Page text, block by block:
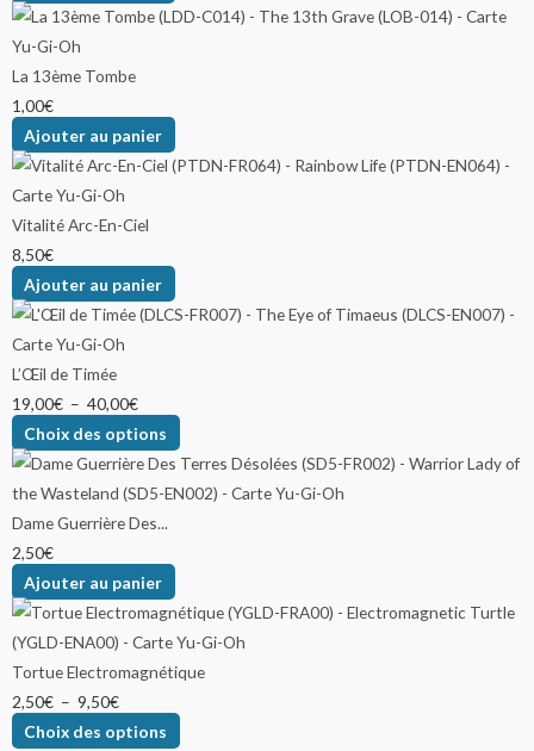
La 13ème Tombe
1,00€
Ajouter au panier
Vitalité Arc-En-Ciel
8,50€
Ajouter au panier
L’Œil de Timée
19,00€ – 40,00€
Choix des options
Dame Guerrière Des...
2,50€
Ajouter au panier
Tortue Electromagnétique
2,50€ – 9,50€
Choix des options